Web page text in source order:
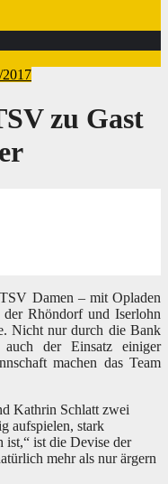
2017
zu Gast
Damen – mit Opladen
der Rhöndorf und Iserlohn
Nicht nur durch die Bank
auch der Einsatz einiger
machen das Team
Kathrin Schlatt zwei
aufspielen, stark
ist,“ ist die Devise der
mehr als nur ärgern